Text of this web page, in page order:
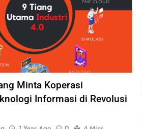
Minta Koperasi
Informasi di Revolusi